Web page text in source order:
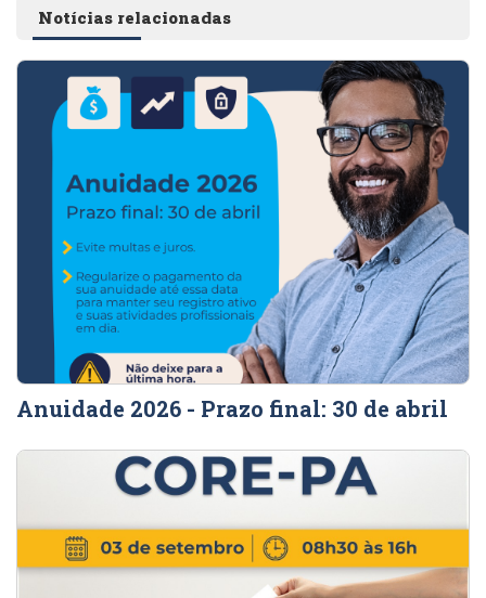
Notícias relacionadas
Anuidade 2026 - Prazo final: 30 de abril